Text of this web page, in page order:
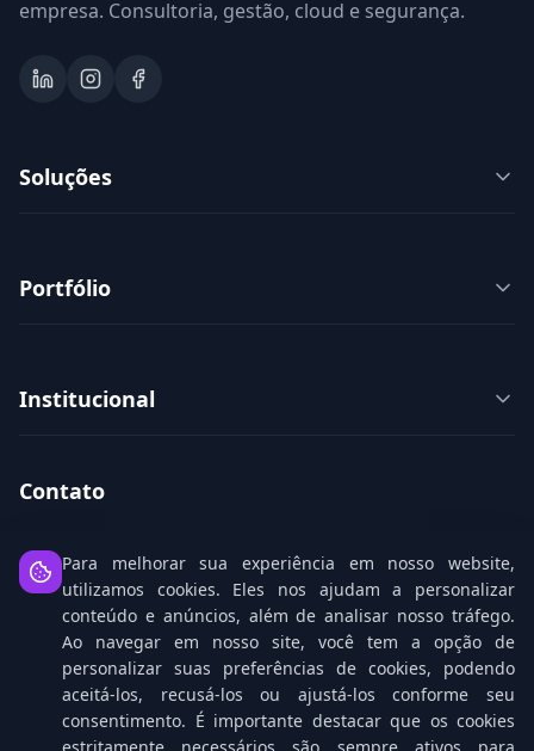
empresa. Consultoria, gestão, cloud e segurança.
Soluções
Portfólio
Institucional
Contato
08008807777
8008807777 (WhatsApp)
comercial@m3solutions.com.br
Rua Gomes de Carvalho, 1629
Para melhorar sua experiência em nosso website,
utilizamos cookies. Eles nos ajudam a personalizar
conteúdo e anúncios, além de analisar nosso tráfego.
Ao navegar em nosso site, você tem a opção de
personalizar suas preferências de cookies, podendo
aceitá-los, recusá-los ou ajustá-los conforme seu
consentimento. É importante destacar que os cookies